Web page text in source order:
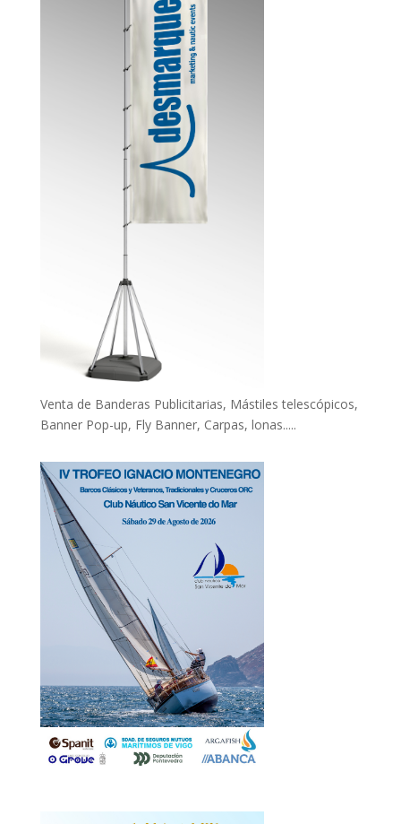
Venta de Banderas Publicitarias, Mástiles telescópicos,
Banner Pop-up, Fly Banner, Carpas, lonas.....